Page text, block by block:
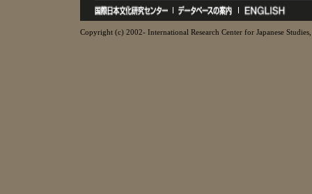
Copyright (c) 2002- International Research Center for Japanese